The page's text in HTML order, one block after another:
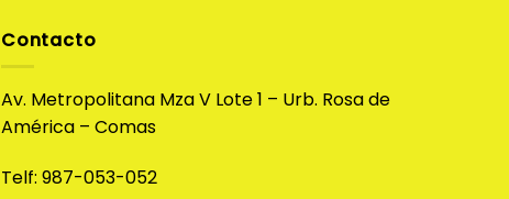
opciones
se
elegir
Contacto
Av. Metropolitana Mza V Lote 1 – Urb. Rosa de
América – Comas
Telf: 987-053-052